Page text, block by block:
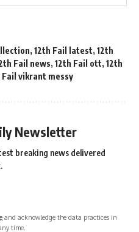
, 12th Fail latest, 12th
Fail news, 12th Fail ott, 12th
Fail vikrant messy
Newsletter
breaking news delivered
and acknowledge the data practices in
time.